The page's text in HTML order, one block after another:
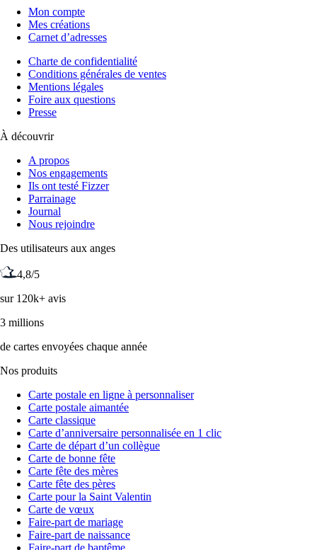
Mon compte
Mes créations
Carnet d’adresses
Charte de confidentialité
Conditions générales de ventes
Mentions légales
Foire aux questions
Presse
À découvrir
A propos
Nos engagements
Ils ont testé Fizzer
Parrainage
Journal
Nous rejoindre
Des utilisateurs aux anges
4,8/5
sur 120k+ avis
3 millions
de cartes envoyées chaque année
Nos produits
Carte postale en ligne à personnaliser
Carte postale aimantée
Carte classique
Carte d’anniversaire personnalisée en 1 clic
Carte de départ d’un collègue
Carte de bonne fête
Carte fête des mères
Carte fête des pères
Carte pour la Saint Valentin
Carte de vœux
Faire-part de mariage
Faire-part de naissance
Faire-part de baptême